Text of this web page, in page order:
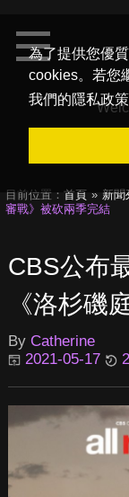
為了提供您優
cookies。若您
我們的隱私政策
目前位置： 首頁 新聞
審戰》被砍兩季完結
CBS公布
《洛杉磯
By Catherine
2021-05-17